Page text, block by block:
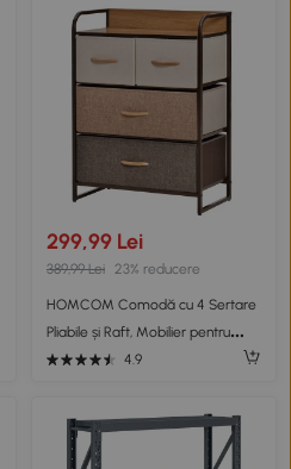
299,99 Lei
389,99 Lei 23% reducere
HOMCOM Comodă cu 4 Sertare
Pliabile și Raft, Mobilier pentru
Camera de Zi și Dormitor,
4.9